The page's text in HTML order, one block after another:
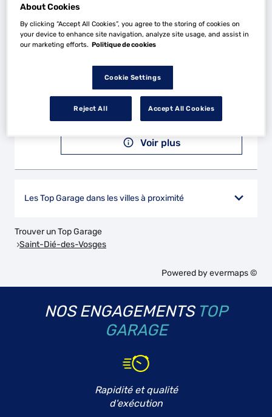
km
32 Rue de Lattre de Tassigny
88640 GRANGES-AUMONTZEY
Fermé aujourd'hui
Téléphone
Voir plus
Les Top Garage dans les villes à proximité
Trouver un Top Garage
Saint-Dié-des-Vosges
Powered byevermaps ©
NOS ENGAGEMENTS TOP
GARAGE
Rapidité et qualité
d'exécution
About Cookies
By clicking “Accept All Cookies”, you agree to the storing of cookies on
your device to enhance site navigation, analyze site usage, and assist in
our marketing efforts. Politique de cookies
Cookie Settings
Reject All Accept All Cookies